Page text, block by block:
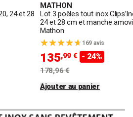
24 et 28
MATHON
Lot 3 poêles tout inox
24 et 28 cm et manche
Mathon
169 avis
135,99 € - 24%
178,96 €
Ajouter au panier